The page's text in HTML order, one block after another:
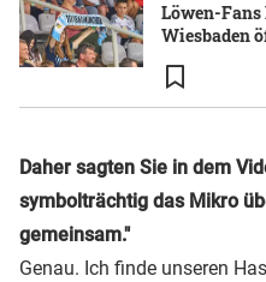
Löwen-
Wiesbaden
Daher sagten Sie in dem
symbolträchtig das Mikro
gemeinsam."
Genau. Ich finde unseren